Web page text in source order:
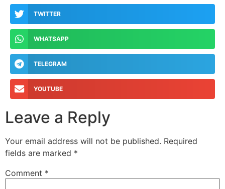
TWITTER
WHATSAPP
TELEGRAM
YOUTUBE
Leave a Reply
Your email address will not be published. Required
fields are marked *
Comment *